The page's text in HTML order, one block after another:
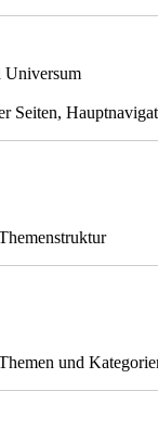
Universum
Seiten,
und